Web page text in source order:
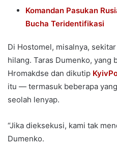
Komandan Pasukan
Bucha Teridentifikasi
Di Hostomel, misalnya,
hilang. Taras Dumenko, yang
Hromakdse dan dikutip
itu — termasuk beberapa
seolah lenyap.
“Jika dieksekusi, kami tak
Dumenko.